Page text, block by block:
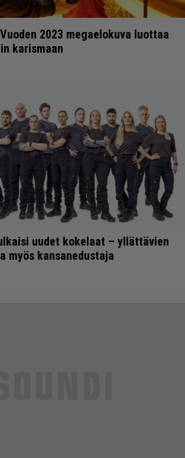
2023 megaelokuva luottaa
karismaan
uudet kokelaat – yllättävien
myös kansanedustaja